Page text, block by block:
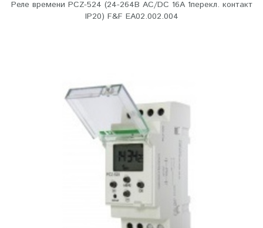
Реле времени PCZ-524 (24-264В AC/DC 16А 1перекл. контакт
IP20) F&F EA02.002.004